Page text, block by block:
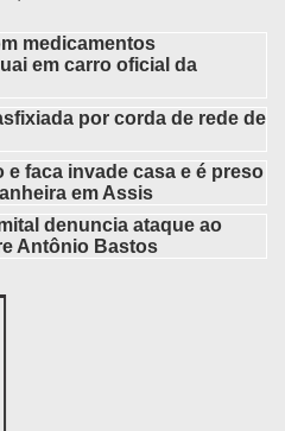
medicamentos
em carro oficial da
por corda de rede de
e faca invade casa e é preso
em Assis
denuncia ataque ao
Antônio Bastos